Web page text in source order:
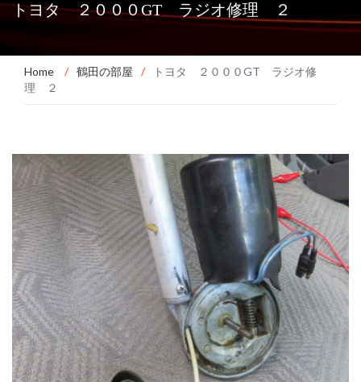
トヨタ ２０００GT ラジオ修理 ２
Home / 鶴田の部屋 /
トヨタ ２０００GT ラジオ修
理 ２